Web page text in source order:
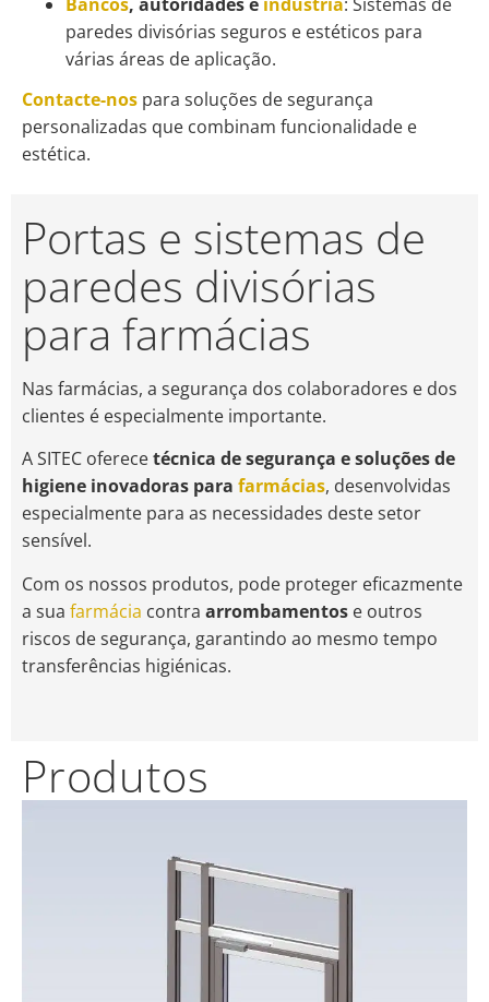
paredes divisórias seguros e estéticos para
várias áreas de aplicação.
Contacte-nos para soluções de segurança
personalizadas que combinam funcionalidade e
estética.
Portas e sistemas de
paredes divisórias
para farmácias
Nas farmácias, a segurança dos colaboradores e dos
clientes é especialmente importante.
A SITEC oferecetécnica de segurança e soluções de
higiene inovadoras para farmácias, desenvolvidas
especialmente para as necessidades deste setor
sensível.
Com os nossos produtos, pode proteger eficazmente
a sua farmácia contra arrombamentos e outros
riscos de segurança, garantindo ao mesmo tempo
transferências higiénicas.
Produtos